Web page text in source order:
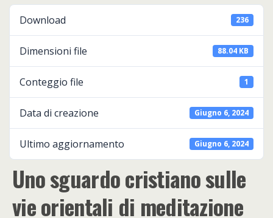
Download 236
Dimensioni file 88.04 KB
Conteggio file 1
Data di creazione Giugno 6, 2024
Ultimo aggiornamento Giugno 6, 2024
Uno sguardo cristiano sulle
vie orientali di meditazione